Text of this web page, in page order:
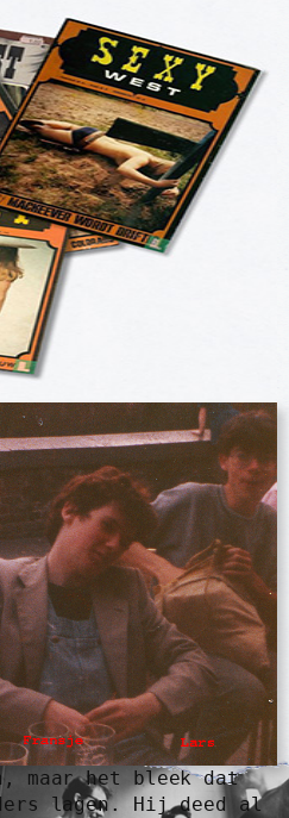
maar het bleek dat
lagen. Hij deed al